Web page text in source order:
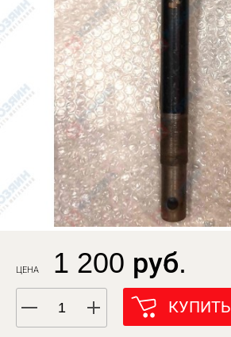
ЦЕНА 1 200 руб.
КУПИТЬ